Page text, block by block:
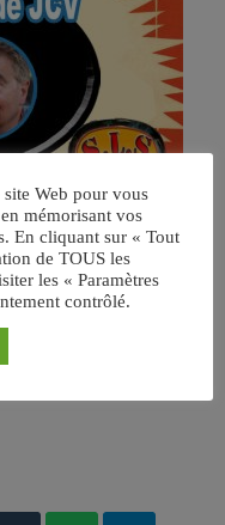
Web pour vous
mémorisant vos
En cliquant sur « Tout
de TOUS les
les « Paramètres
contrôlé.